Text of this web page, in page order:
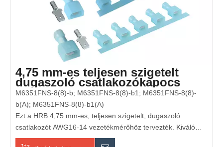
4,75 mm-es teljesen szigetelt
dugaszoló csatlakozókapocs
(AWG16-14)
M6351FNS-8(8)-b; M6351FNS-8(8)-b1; M6351FNS-8(8)-
b(A); M6351FNS-8(8)-b1(A)
Ezt a HRB 4,75 mm-es, teljesen szigetelt, dugaszoló
csatlakozót AWG16-14 vezetékmérőhöz tervezték. Kiváló
minőségű ónozott sárgarézből készült, kiváló elektromos